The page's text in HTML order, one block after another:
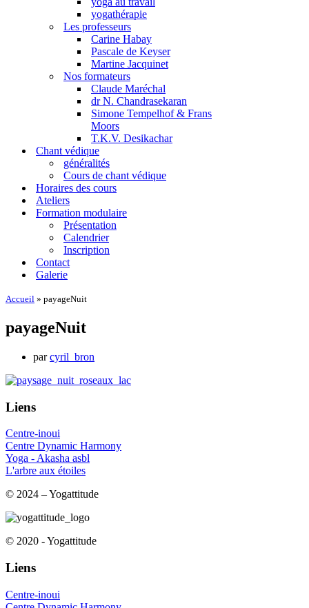
yogathérapie
Les professeurs
Carine Habay
Pascale de Keyser
Martine Jacquinet
Nos formateurs
Claude Maréchal
dr N. Chandrasekaran
Simone Tempelhof & Frans
Moors
T.K.V. Desikachar
Chant védique
généralités
Cours de chant védique
Horaires des cours
Ateliers
Formation modulaire
Présentation
Calendrier
Inscription
Contact
Galerie
Accueil » payageNuit
payageNuit
parcyril_bron
Liens
Centre-inoui
Centre Dynamic Harmony
Yoga - Akasha asbl
L'arbre aux étoiles
© 2024 – Yogattitude
© 2020 - Yogattitude
Liens
Centre-inoui